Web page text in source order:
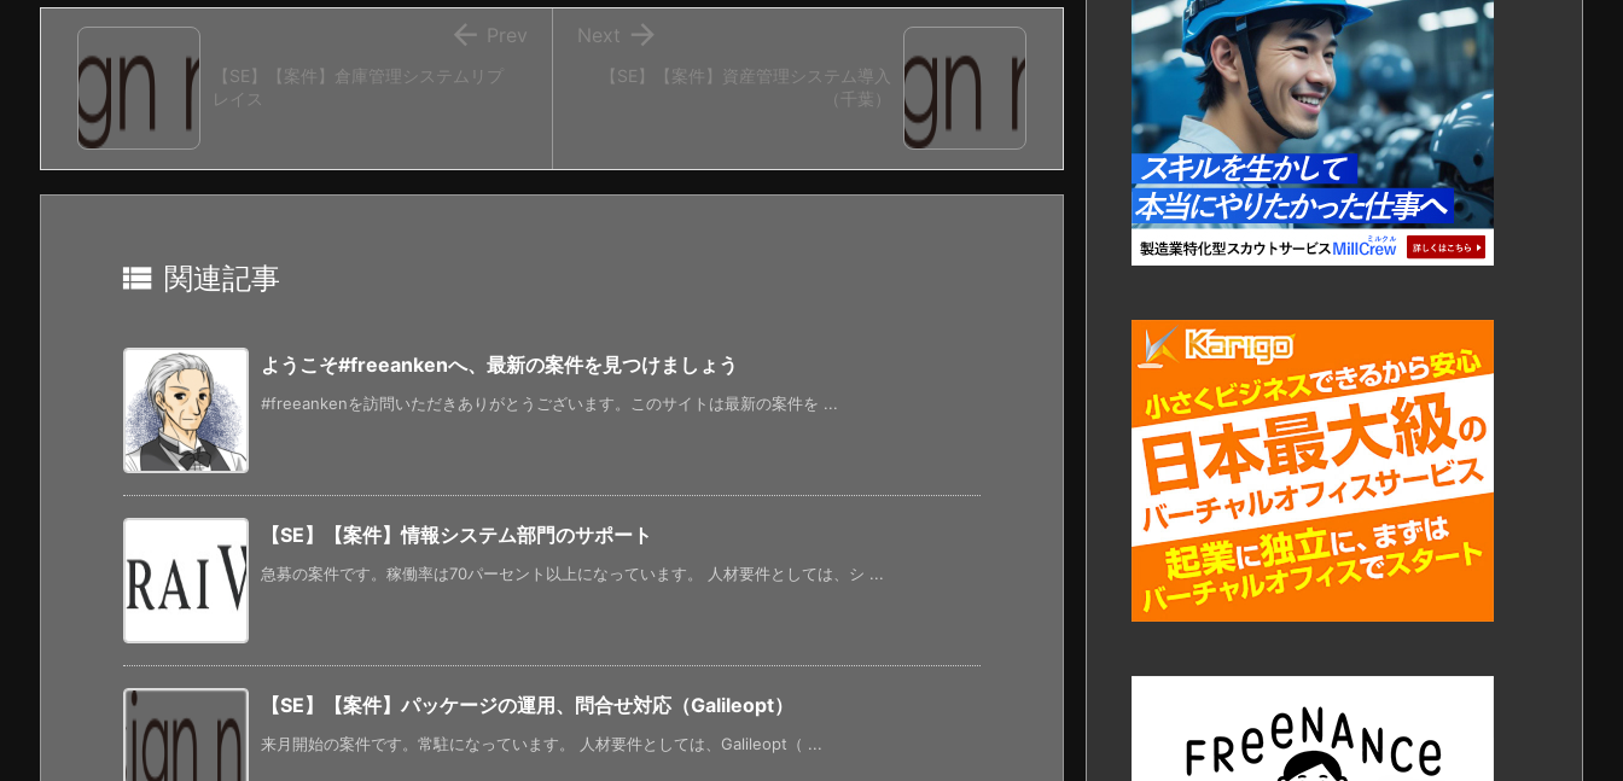
【SE】【案件】資産管理システム導入
（千葉）

Next
【SE】【案件】倉庫管理システムリプ
レイス
 Prev
 関連記事
ようこそ#freeankenへ、最新の案件を見つけましょう
#freeankenを訪問いただきありがとうございます。このサイトは最新の案件を ...
【SE】【案件】情報システム部門のサポート
急募の案件です。稼働率は70パーセント以上になっています。 人材要件としては、シ ...
【SE】【案件】パッケージの運用、問合せ対応（Galileopt）
来月開始の案件です。常駐になっています。 人材要件としては、Galileopt（ ...